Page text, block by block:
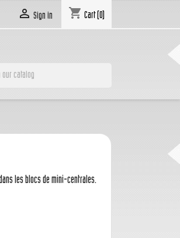
 Sign in shopping_cart Cart (0)
les blocs de mini-centrales.